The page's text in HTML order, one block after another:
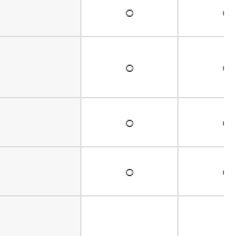
○ ○
○ ○
○ ○
○ ○